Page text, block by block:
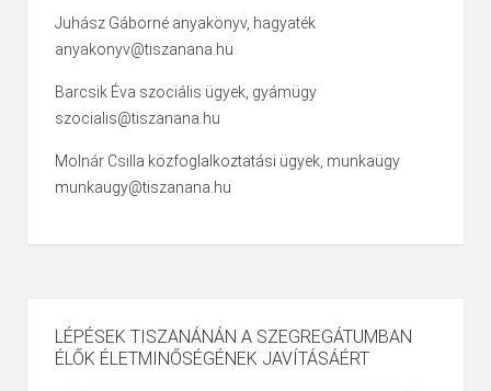
Juhász Gáborné anyakönyv, hagyaték
anyakonyv@tiszanana.hu
Barcsik Éva szociális ügyek, gyámügy
szocialis@tiszanana.hu
Molnár Csilla közfoglalkoztatási ügyek, munkaügy
munkaugy@tiszanana.hu
LÉPÉSEK TISZANÁNÁN A SZEGREGÁTUMBAN
ÉLŐK ÉLETMINŐSÉGÉNEK JAVÍTÁSÁÉRT